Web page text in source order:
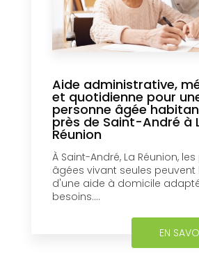
Aide administrative,
et quotidienne pour
personne âgée
près de Saint-André à
Réunion
À Saint-André, La Réunion,
âgées vivant seules peuvent
d'une aide à domicile
besoins....
EN